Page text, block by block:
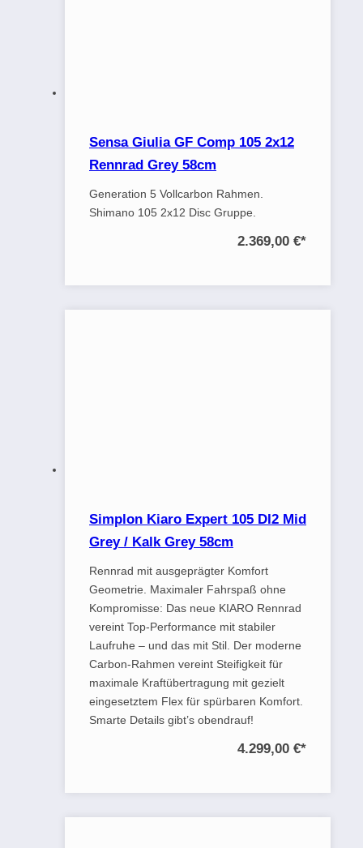
Sensa Giulia GF Comp 105 2x12
Rennrad Grey 58cm
Generation 5 Vollcarbon Rahmen.
Shimano 105 2x12 Disc Gruppe.
2.369,00 €*
Simplon Kiaro Expert 105 DI2 Mid
Grey / Kalk Grey 58cm
Rennrad mit ausgeprägter Komfort
Geometrie. Maximaler Fahrspaß ohne
Kompromisse: Das neue KIARO Rennrad
vereint Top-Performance mit stabiler
Laufruhe – und das mit Stil. Der moderne
Carbon-Rahmen vereint Steifigkeit für
maximale Kraftübertragung mit gezielt
eingesetztem Flex für spürbaren Komfort.
Smarte Details gibt’s obendrauf!
4.299,00 €*